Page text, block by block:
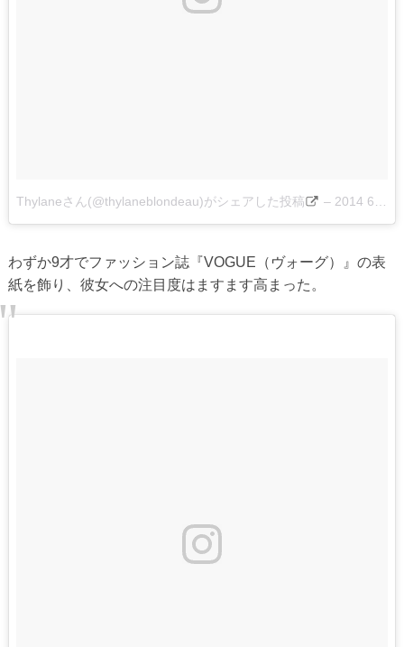
Thylaneさん(@thylaneblondeau)がシェアした投稿 – 2014 6月 18 11:06午後 PDT
わずか9才でファッション誌『VOGUE（ヴォーグ）』の表
紙を飾り、彼女への注目度はますます高まった。